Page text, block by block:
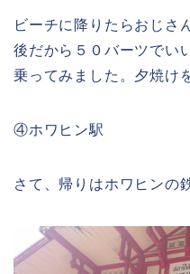
ビーチに降りたらおじさ
後だから５０バーツでい
乗ってみました。夕焼け
④ホワヒン駅
さて、帰りはホワヒンの